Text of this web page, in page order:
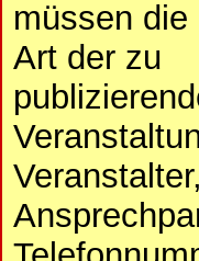
müssen die
Art der zu
Veranstalter,